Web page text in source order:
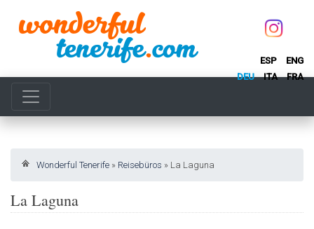
ESP
ENG
DEU
ITA FRA
Wonderful Tenerife » Reisebüros » La Laguna
La Laguna